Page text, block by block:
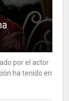
por el actor
ha tenido en